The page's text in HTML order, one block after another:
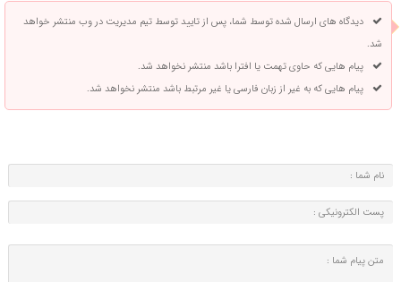
دیدگاه های ارسال شده توسط شما، پس از تایید توسط تیم مدیریت در وب منتشر خواهد
شد.
پیام هایی که حاوی تهمت یا افترا باشد منتشر نخواهد شد.
پیام هایی که به غیر از زبان فارسی یا غیر مرتبط باشد منتشر نخواهد شد.